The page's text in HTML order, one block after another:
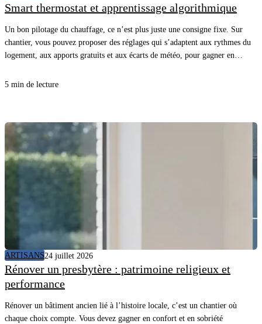
Smart thermostat et apprentissage algorithmique
Un bon pilotage du chauffage, ce n’est plus juste une consigne fixe. Sur
chantier, vous pouvez proposer des réglages qui s’adaptent aux rythmes du
logement, aux apports gratuits et aux écarts de météo, pour gagner en
et quelles données il utilise, vous évitez les promesses floues, vous posez les
5 min de lecture
ARTISANS24 juillet 2026
Rénover un presbytère : patrimoine religieux et
performance
Rénover un bâtiment ancien lié à l’histoire locale, c’est un chantier où
chaque choix compte. Vous devez gagner en confort et en sobriété